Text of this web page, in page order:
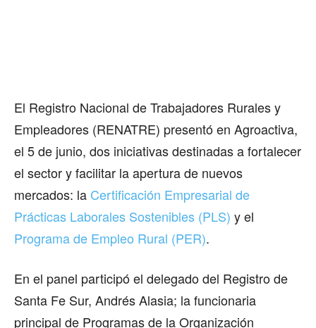
El Registro Nacional de Trabajadores Rurales y
Empleadores (RENATRE) presentó en Agroactiva,
el 5 de junio, dos iniciativas destinadas a fortalecer
el sector y facilitar la apertura de nuevos
mercados: la Certificación Empresarial de
Prácticas Laborales Sostenibles (PLS) y el
Programa de Empleo Rural (PER).
En el panel participó el delegado del Registro de
Santa Fe Sur, Andrés Alasia; la funcionaria
principal de Programas de la Organización